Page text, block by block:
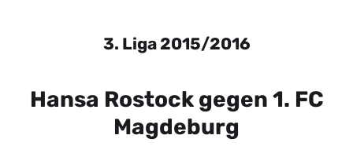
3. Liga 2015/2016
Hansa Rostock gegen 1. FC
Magdeburg